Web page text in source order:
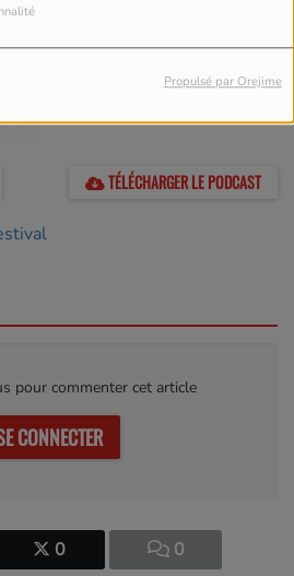
Propulsé par Orejime
0 0
2023 -
TÉLÉCHARGER LE PODCAST
pour commenter cet article
CONNECTER